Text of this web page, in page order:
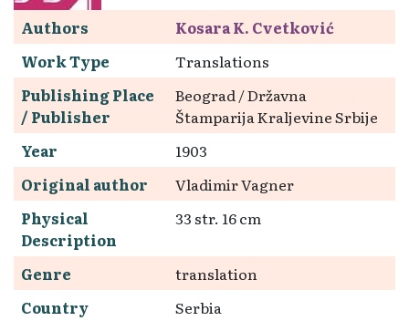
Authors
Kosara K. Cvetković
Work Type
Translations
Publishing Place
/ Publisher
Beograd / Državna
Štamparija Kraljevine Srbije
Year
1903
Original author
Vladimir Vagner
Physical
Description
33 str. 16 cm
Genre
translation
Country
Serbia